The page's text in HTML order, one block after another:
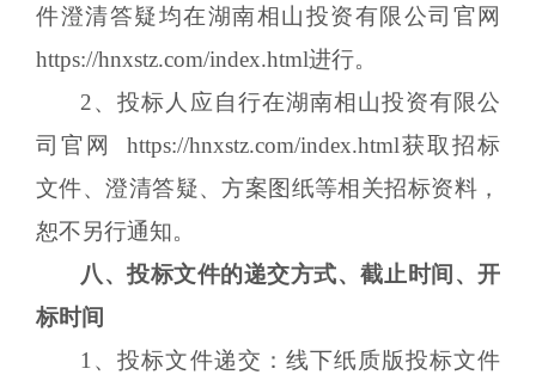
件澄清答疑均在湖南相山投资有限公司官网
https://hnxstz.com/index.html进行。
2、投标人应自行在湖南相山投资有限公
司官网
https://hnxstz.com/index.html获取招标
文件、澄清答疑、方案图纸等相关招标资料，
恕不另行通知。
八 、投标文件的递交方式、截止时间、开
标时间
1、投标文件递交：线下纸质版投标文件